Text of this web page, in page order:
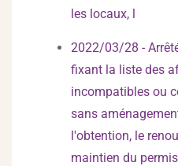
les locaux, l
2022/03/28 -
fixant la liste des
incompatibles ou
sans
l'obtention, le
maintien du